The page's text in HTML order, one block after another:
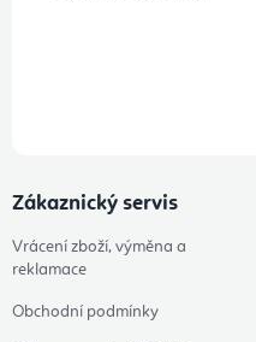
Zákaznický servis
Vrácení zboží, výměna a
reklamace
Obchodní podmínky